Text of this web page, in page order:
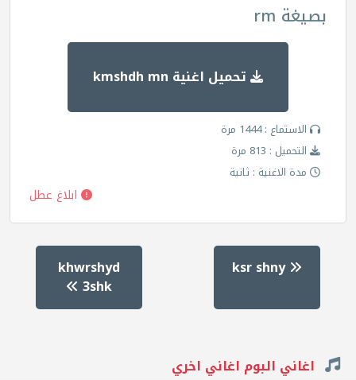
بصيغة rm
تحميل اغنية kmshdh mn
الاستماع : 1444 مرة
التحميل : 813 مرة
مدة الاغنية : ثانية
ابلاغ عطل
ksr shny
khwrshyd
3shk
اغاني البوم اغاني اخري